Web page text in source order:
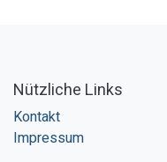
Nützliche Links
Kontakt
Impressum